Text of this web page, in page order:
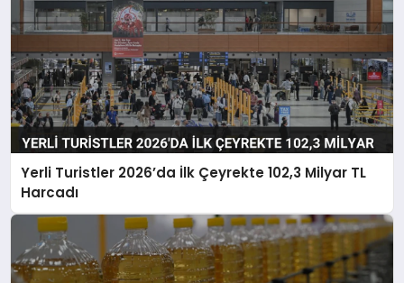
Yerli Turistler 2026’da İlk Çeyrekte 102,3 Milyar TL
Harcadı